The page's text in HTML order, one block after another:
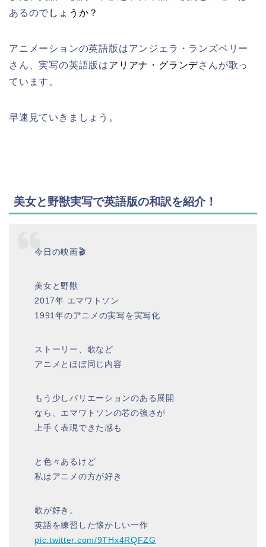
あるので しょうか？
アニメーションの英語版はアンジェラ・ランズベリー
さん 、実写の英語版はアリアナ・グランデさんが歌っ
ています。
早速見ていきましょう。
美女と野獣実写で英語版の和訳を紹介！
今日の映画🎬
美女と野獣
2017年 エマワトソン
1991年のアニメの実写を実写化
ストーリー、歌など
アニメとほぼ同じ内容
もう少しバリエーションのある展開
なら、エマワトソンの芯の強さが
上手く表現できた感も
と色々あるけど
私はアニメの方が好き
歌が好き。
英語を練習した懐かしい一作
pic.twitter.com/9THx4RQFZG